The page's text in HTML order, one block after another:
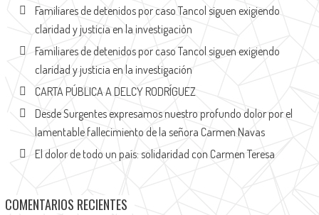
Familiares de detenidos por caso Tancol siguen exigiendo
claridad y justicia en la investigación
Familiares de detenidos por caso Tancol siguen exigiendo
claridad y justicia en la investigación
CARTA PÚBLICA A DELCY RODRÍGUEZ
Desde Surgentes expresamos nuestro profundo dolor por el
lamentable fallecimiento de la señora Carmen Navas
El dolor de todo un país: solidaridad con Carmen Teresa
COMENTARIOS RECIENTES